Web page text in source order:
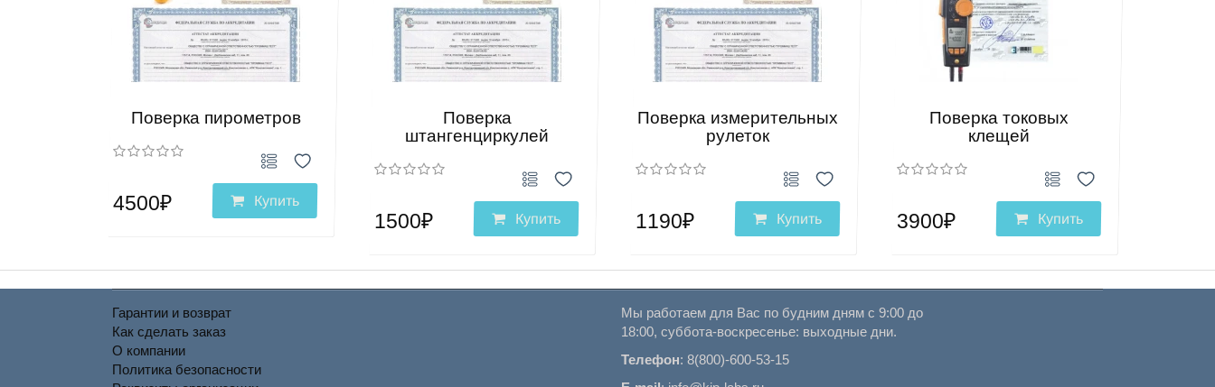
Поверка пирометров
4500₽ Купить
Поверка
штангенциркулей
1500₽ Купить
Поверка измерительных
рулеток
1190₽ Купить
Поверка токовых
клещей
3900₽ Купить
Гарантии и возврат
Как сделать заказ
О компании
Политика безопасности
Мы работаем для Вас по будним дням с 9:00 до
18:00, суббота-воскресенье: выходные дни.
Телефон: 8(800)-600-53-15